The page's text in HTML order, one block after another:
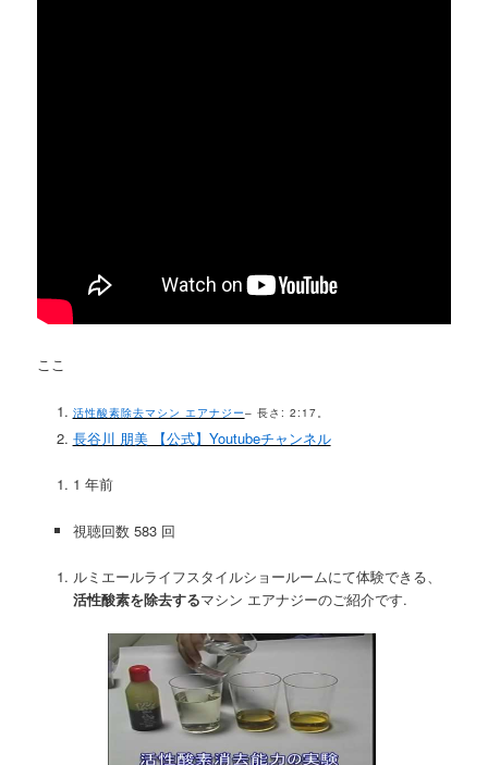
ここ
活性酸素除去マシン エアナジー– 長さ: 2:17。
長谷川 朋美 【公式】Youtubeチャンネル
1 年前
視聴回数 583 回
ルミエールライフスタイルショールームにて体験できる、
活性酸素を除去するマシン エアナジーのご紹介です.